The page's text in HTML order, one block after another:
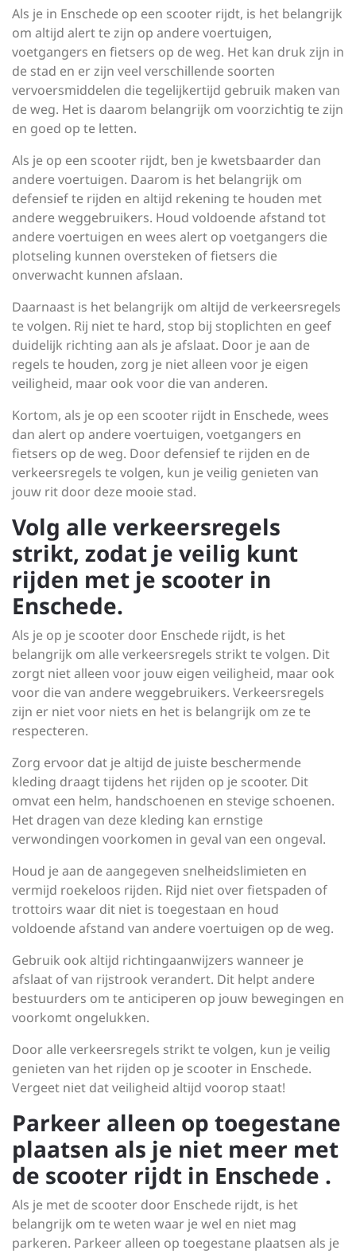
Als je in Enschede op een scooter rijdt, is het belangrijk
om altijd alert te zijn op andere voertuigen,
voetgangers en fietsers op de weg. Het kan druk zijn in
de stad en er zijn veel verschillende soorten
vervoersmiddelen die tegelijkertijd gebruik maken van
de weg. Het is daarom belangrijk om voorzichtig te zijn
en goed op te letten.
Als je op een scooter rijdt, ben je kwetsbaarder dan
andere voertuigen. Daarom is het belangrijk om
defensief te rijden en altijd rekening te houden met
andere weggebruikers. Houd voldoende afstand tot
andere voertuigen en wees alert op voetgangers die
plotseling kunnen oversteken of fietsers die
onverwacht kunnen afslaan.
Daarnaast is het belangrijk om altijd de verkeersregels
te volgen. Rij niet te hard, stop bij stoplichten en geef
duidelijk richting aan als je afslaat. Door je aan de
regels te houden, zorg je niet alleen voor je eigen
veiligheid, maar ook voor die van anderen.
Kortom, als je op een scooter rijdt in Enschede, wees
dan alert op andere voertuigen, voetgangers en
fietsers op de weg. Door defensief te rijden en de
verkeersregels te volgen, kun je veilig genieten van
jouw rit door deze mooie stad.
Volg alle verkeersregels
strikt, zodat je veilig kunt
rijden met je scooter in
Enschede.
Als je op je scooter door Enschede rijdt, is het
belangrijk om alle verkeersregels strikt te volgen. Dit
zorgt niet alleen voor jouw eigen veiligheid, maar ook
voor die van andere weggebruikers. Verkeersregels
zijn er niet voor niets en het is belangrijk om ze te
respecteren.
Zorg ervoor dat je altijd de juiste beschermende
kleding draagt tijdens het rijden op je scooter. Dit
omvat een helm, handschoenen en stevige schoenen.
Het dragen van deze kleding kan ernstige
verwondingen voorkomen in geval van een ongeval.
Houd je aan de aangegeven snelheidslimieten en
vermijd roekeloos rijden. Rijd niet over fietspaden of
trottoirs waar dit niet is toegestaan en houd
voldoende afstand van andere voertuigen op de weg.
Gebruik ook altijd richtingaanwijzers wanneer je
afslaat of van rijstrook verandert. Dit helpt andere
bestuurders om te anticiperen op jouw bewegingen en
voorkomt ongelukken.
Door alle verkeersregels strikt te volgen, kun je veilig
genieten van het rijden op je scooter in Enschede.
Vergeet niet dat veiligheid altijd voorop staat!
Parkeer alleen op toegestane
plaatsen als je niet meer met
de scooter rijdt in Enschede .
Als je met de scooter door Enschede rijdt, is het
belangrijk om te weten waar je wel en niet mag
parkeren. Parkeer alleen op toegestane plaatsen als je